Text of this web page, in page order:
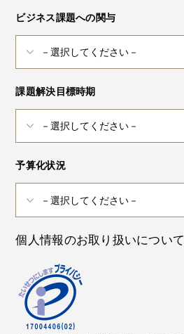
ビジネス課題への関与
課題解決目標時期
予算化状況
個人情報のお取り扱いについて